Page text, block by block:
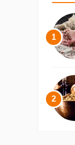
1
2